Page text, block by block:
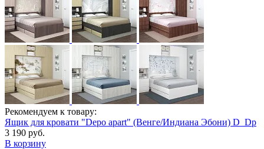
Рекомендуем к товару:
Ящик для кровати "Depo apart" (Венге/Индиана Эбони) D_Dp
3 190 руб.
В корзину